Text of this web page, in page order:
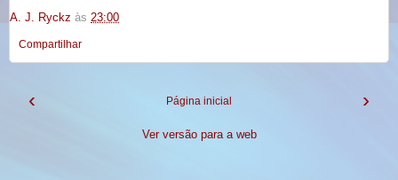
A. J. Ryckz às 23:00
Compartilhar
‹ ›
Página inicial
Ver versão para a web